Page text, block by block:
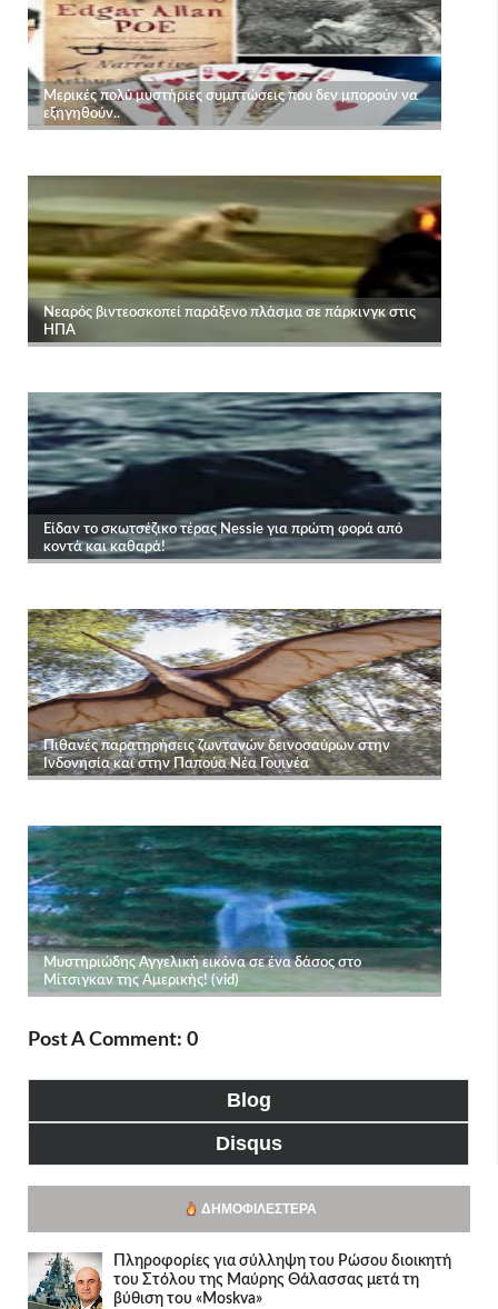
Post A Comment: 0
Blog
Disqus
ΔΗΜΟΦΙΛΈΣΤΕΡΑ
Πληροφορίες για σύλληψη του Ρώσου διοικητή
του Στόλου της Mαύρης Θάλασσας μετά τη
βύθιση του «Moskva»